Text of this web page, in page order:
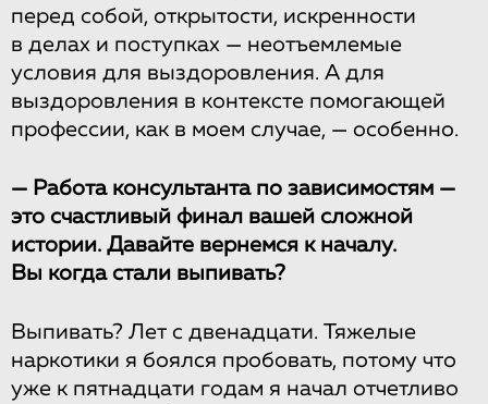
перед собой, открытости, искренности
в делах и поступках — неотъемлемые
условия для выздоровления. А для
выздоровления в контексте помогающей
профессии, как в моем случае, — особенно.
— Работа консультанта по зависимостям —
это счастливый финал вашей сложной
истории. Давайте вернемся к началу.
Вы когда стали выпивать?
Выпивать? Лет с двенадцати. Тяжелые
наркотики я боялся пробовать, потому что
уже к пятнадцати годам я начал отчетливо